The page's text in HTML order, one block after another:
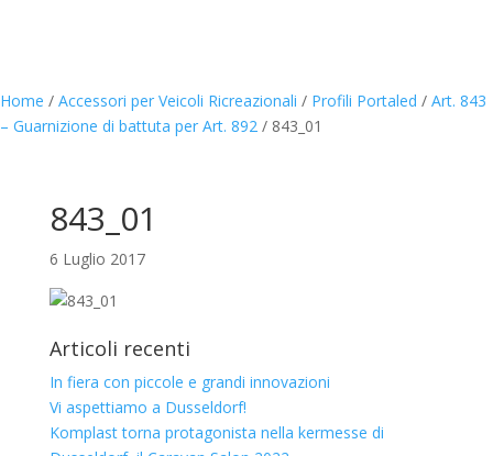
Home / Accessori per Veicoli Ricreazionali / Profili Portaled / Art. 843
– Guarnizione di battuta per Art. 892 / 843_01
843_01
6 Luglio 2017
Articoli recenti
In fiera con piccole e grandi innovazioni
Vi aspettiamo a Dusseldorf!
Komplast torna protagonista nella kermesse di